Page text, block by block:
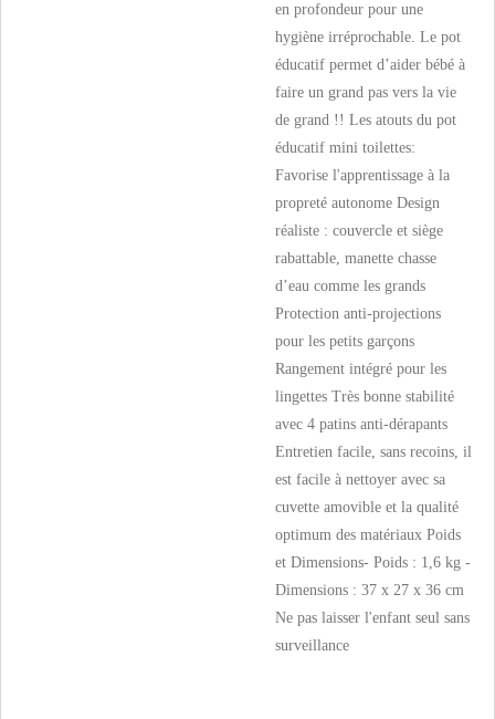
en profondeur pour une
hygiène irréprochable. Le pot
éducatif permet d’aider bébé à
faire un grand pas vers la vie
de grand !! Les atouts du pot
éducatif mini toilettes:
Favorise l'apprentissage à la
propreté autonome Design
réaliste : couvercle et siège
rabattable, manette chasse
d’eau comme les grands
Protection anti-projections
pour les petits garçons
Rangement intégré pour les
lingettes Très bonne stabilité
avec 4 patins anti-dérapants
Entretien facile, sans recoins, il
est facile à nettoyer avec sa
cuvette amovible et la qualité
optimum des matériaux Poids
et Dimensions- Poids : 1,6 kg -
Dimensions : 37 x 27 x 36 cm
Ne pas laisser l'enfant seul sans
surveillance